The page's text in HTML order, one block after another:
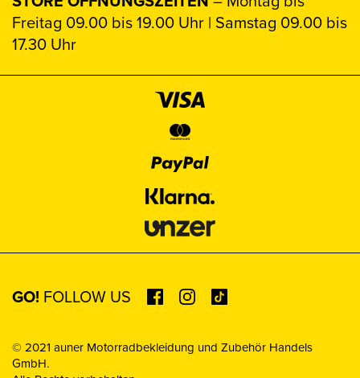
Freitag 09.00 bis 19.00 Uhr | Samstag 09.00 bis
17.30 Uhr
GO! FOLLOW US
© 2021 auner Motorradbekleidung und Zubehör Handels
GmbH.